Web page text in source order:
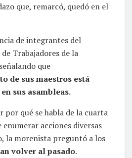
que, remarcó, quedó en el
de integrantes del
Trabajadores de la
que
de sus maestros está
sus asambleas.
por qué se habla de la cuarta
acciones diversas
la morenista preguntó a los
volver al pasado.